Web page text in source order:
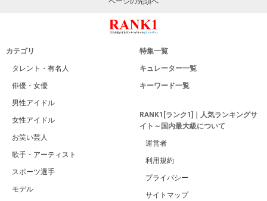
カテゴリ
タレント・有名人
俳優・女優
男性アイドル
女性アイドル
お笑い芸人
歌手・アーティスト
スポーツ選手
モデル
特集一覧
キュレーター一覧
キーワード一覧
RANK1[ランク1]｜人気ランキングサ
イト～国内最大級について
運営者
利用規約
プライバシー
サイトマップ